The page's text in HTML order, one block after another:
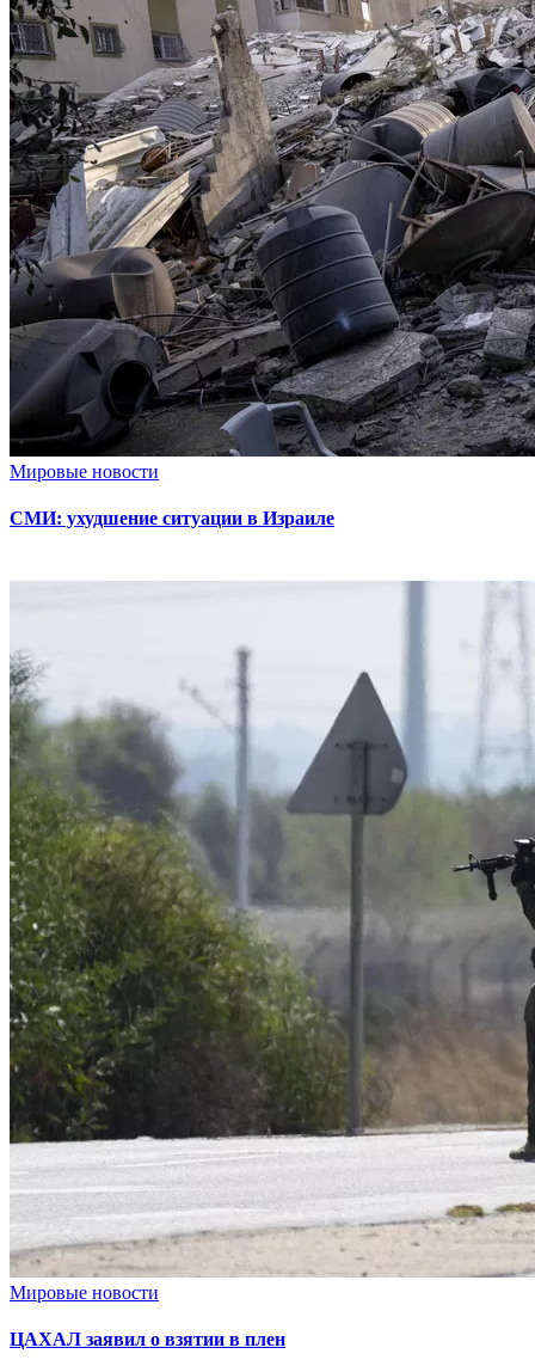
Мировые новости
СМИ: ухудшение ситуации в Израиле
Мировые новости
ЦАХАЛ заявил о взятии в плен